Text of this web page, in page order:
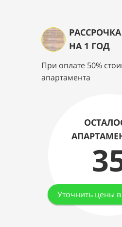
НА 1 ГОД
При оплате 50%
апартамента
Уточнить цены